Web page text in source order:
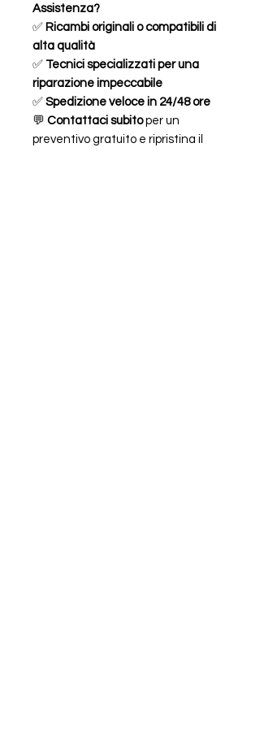
Assistenza?
✅ Ricambi originali o compatibili di
alta qualità
✅ Tecnici specializzati per una
riparazione impeccabile
✅ Spedizione veloce in 24/48 ore
💬 Contattaci subitoper un
preventivo gratuito e ripristina il